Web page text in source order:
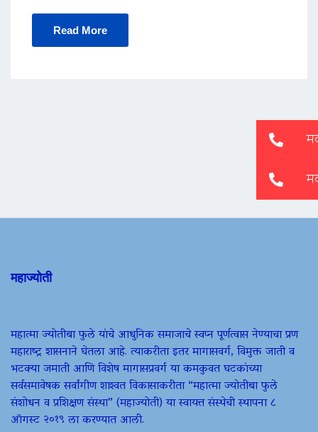
Read More
महाज्योती
महात्मा ज्योतीबा फुले यांचे आधुनिक समाजाचे स्वप्न पूर्णत्वास नेण्याचा प्रण
महाराष्ट्र शासनाने घेतला आहे. त्याकरीता इतर मागासवर्ग, विमुक्त जाती व
भटक्या जमाती आणि विशेष मागासप्रवर्ग या कमकुवत घटकांच्या
सर्वसमावेषक सर्वांगीण शाश्वत विकासाकरीता “महात्मा ज्योतीबा फुले
संशोधन व प्रशिक्षण संस्था” (महाज्योती) या स्वायत्त संस्थेची स्थापना ८
ऑगस्ट २०१९ ला करण्यात आली.